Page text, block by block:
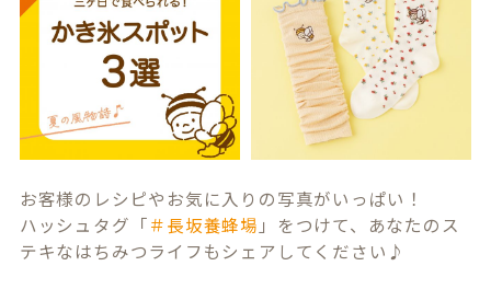
お客様のレシピやお気に入りの写真がいっぱい！
ハッシュタグ「＃長坂養蜂場 」をつけて、あなたのス
テキなはちみつライフもシェアしてください♪